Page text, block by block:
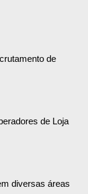
de
de Loja
diversas áreas